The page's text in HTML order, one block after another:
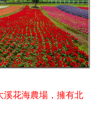
溪花海農場，擁有北